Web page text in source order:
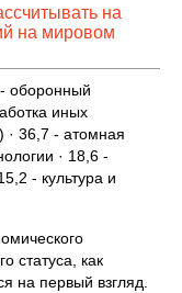
на
на мировом
оборонный
иных
· 36,7 - атомная
· 18,6 -
- культура и
статуса, как
на первый взгляд.